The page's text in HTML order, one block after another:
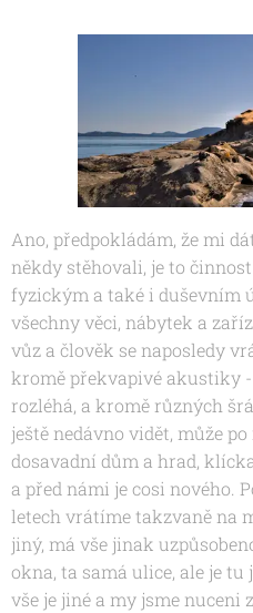
Ano, předpokládám, že mi
někdy stěhovali, je to
fyzickým a také i duševním
všechny věci, nábytek a
vůz a člověk se naposledy
kromě překvapivé akustiky
rozléhá, a kromě různých
ještě nedávno vidět, může
dosavadní dům a hrad,
a před námi je cosi nového.
letech vrátíme takzvaně na
jiný, má vše jinak
okna, ta samá ulice, ale je tu
vše je jiné a my jsme nuceni